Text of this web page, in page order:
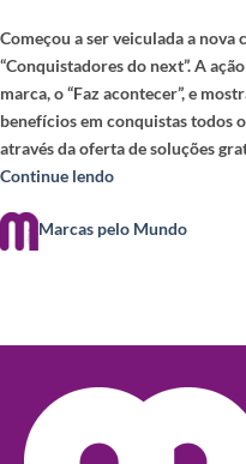
Começou a ser veiculada a
“Conquistadores do next”. A
marca, o “Faz acontecer”, e
benefícios em conquistas todos
através da oferta de soluções
Continue lendo
Marcas pelo Mundo